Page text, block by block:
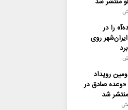
را در
ایران‌شهر روی
رویداد
«وعده صادق در
منتشر شد